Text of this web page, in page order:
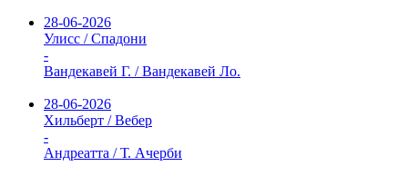
28-06-2026
Улисс / Спадони
-
Вандекавей Г. / Вандекавей Ло.
28-06-2026
Хильберт / Вебер
-
Андреатта / Т. Ачерби